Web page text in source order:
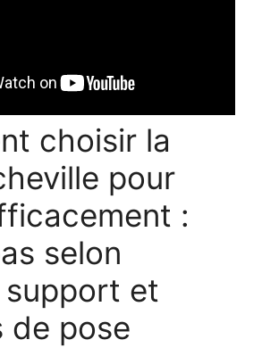
choisir la
pour
:
selon
et
de pose